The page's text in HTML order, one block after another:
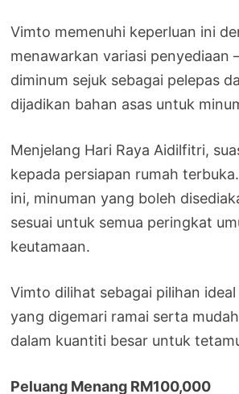
Vimto memenuhi keperluan ini
menawarkan variasi penyediaan
diminum sejuk sebagai pelepas
dijadikan bahan asas untuk
Menjelang Hari Raya Aidilfitri,
kepada persiapan rumah
ini, minuman yang boleh
sesuai untuk semua peringkat
keutamaan.
Vimto dilihat sebagai pilihan
yang digemari ramai serta
dalam kuantiti besar untuk
Peluang Menang RM100,000